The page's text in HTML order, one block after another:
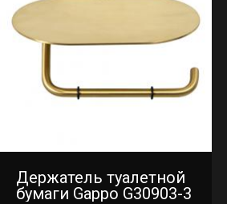
Держатель туалетной
бумаги Gappo G30903-3